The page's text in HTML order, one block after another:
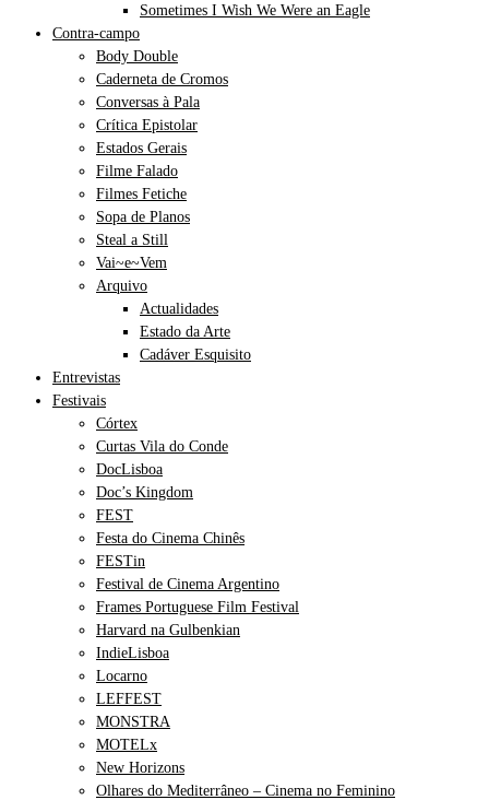
Sometimes I Wish We Were an Eagle
Contra-campo
Body Double
Caderneta de Cromos
Conversas à Pala
Crítica Epistolar
Estados Gerais
Filme Falado
Filmes Fetiche
Sopa de Planos
Steal a Still
Vai~e~Vem
Arquivo
Actualidades
Estado da Arte
Cadáver Esquisito
Entrevistas
Festivais
Córtex
Curtas Vila do Conde
DocLisboa
Doc’s Kingdom
FEST
Festa do Cinema Chinês
FESTin
Festival de Cinema Argentino
Frames Portuguese Film Festival
Harvard na Gulbenkian
IndieLisboa
Locarno
LEFFEST
MONSTRA
MOTELx
New Horizons
Olhares do Mediterrâneo – Cinema no Feminino